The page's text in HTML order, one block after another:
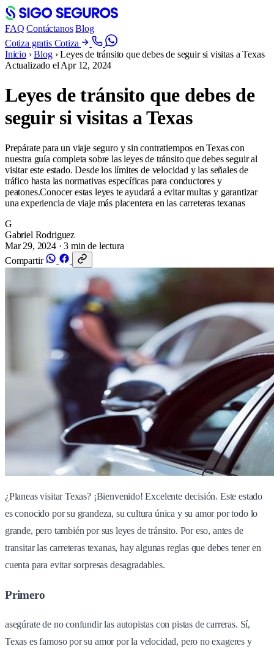
FAQ Contáctanos Blog
Cotiza gratis Cotiza
Inicio › Blog › Leyes de tránsito que debes de seguir si visitas a Texas
Actualizado el Apr 12, 2024
Leyes de tránsito que debes de
seguir si visitas a Texas
Prepárate para un viaje seguro y sin contratiempos en Texas con
nuestra guía completa sobre las leyes de tránsito que debes seguir al
visitar este estado. Desde los límites de velocidad y las señales de
tráfico hasta las normativas específicas para conductores y
peatones.Conocer estas leyes te ayudará a evitar multas y garantizar
una experiencia de viaje más placentera en las carreteras texanas
G
Gabriel Rodriguez
Mar 29, 2024 · 3 min de lectura
Compartir
¿Planeas visitar Texas? ¡Bienvenido! Excelente decisión. Este estado
es conocido por su grandeza, su cultura única y su amor por todo lo
grande, pero también por sus leyes de tránsito. Por eso, antes de
transitar las carreteras texanas, hay algunas reglas que debes tener en
cuenta para evitar sorpresas desagradables.
Primero
asegúrate de no confundir las autopistas con pistas de carreras. Sí,
Texas es famoso por su amor por la velocidad, pero no exageres y